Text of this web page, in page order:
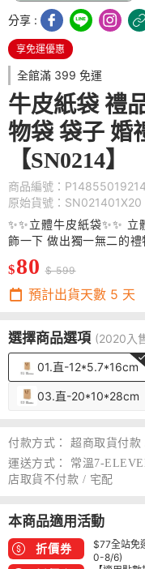
分享 :
享免運優惠
全館滿 399 免運
牛皮紙袋 禮
物袋 袋子 婚
【SN0214】
商品編號：
原始貨號：SN021401X20
✨✨立體牛皮紙袋✨✨
飾一下 做出獨一無二的禮
$80 $ 599
預計出貨天數 5 天
選擇商品選項 (2020入
01.直-12*5.7*16cm
03.直-20*10*28cm
付款方式：
超商取貨付
運送方式：
常溫7-
店取貨不付款 / 宅配
本商品適用活動
折價券
$77全站免
0-8/6)